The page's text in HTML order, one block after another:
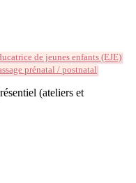
de jeunes enfants (EJE)
prénatal / postnatal
(ateliers et